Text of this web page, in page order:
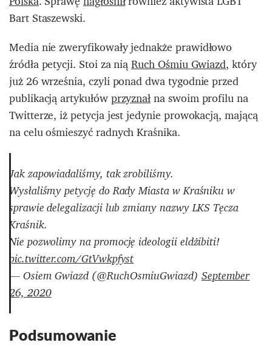
Bart Staszewski.
Media nie zweryfikowały jednakże prawidłowo
źródła petycji. Stoi za niąRuch Ośmiu Gwiazd, który
już 26 września, czyli ponad dwa tygodnie przed
publikacją artykułówprzyznałna swoim profilu na
Twitterze, iż petycja jest jedynie prowokacją, mającą
na celu ośmieszyć radnych Kraśnika.
Jak zapowiadaliśmy, tak zrobiliśmy.
Wysłaliśmy petycję do Rady Miasta w Kraśniku w
sprawie delegalizacji lub zmiany nazwy LKS Tęcza
Kraśnik.
Nie pozwolimy na promocję ideologii eldżibiti!
pic.twitter.com/GtVwkpfyst
— Osiem Gwiazd (@RuchOsmiuGwiazd)September
26, 2020
Podsumowanie